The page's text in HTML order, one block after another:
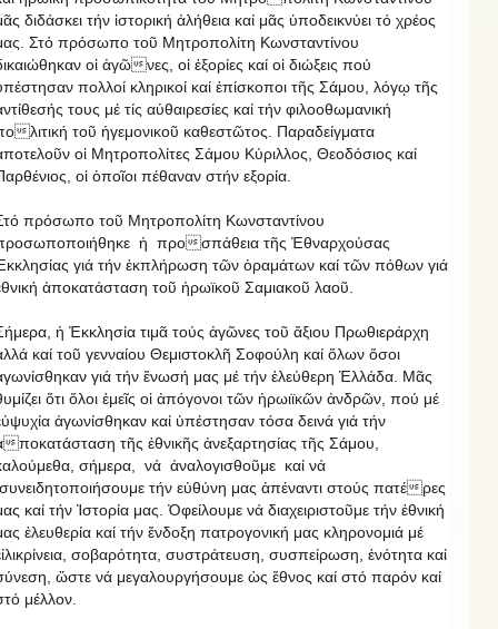
διδάσκει τήν ἱστορική ἀλήθεια καί μᾶς ὑποδεικνύει τό χρέος
Στό πρόσωπο τοῦ Μητροπολίτη Κωνσταντίνου
οἱ ἀγῶνες, οἱ ἐξορίες καί οἱ διώξεις πού
πολλοί κληρικοί καί ἐπίσκοποι τῆς Σάμου, λόγῳ τῆς
τους μέ τίς αὐθαιρεσίες καί τήν φιλοοθωμανική
λιτική τοῦ ἡγεμονικοῦ καθεστῶτος. Παραδείγματα
οἱ Μητροπολίτες Σάμου Κύριλλος, Θεοδόσιος καί
οἱ ὁποῖοι πέθαναν στήν εξορία.
πρόσωπο τοῦ Μητροπολίτη Κωνσταντίνου
ἡ προσπάθεια τῆς Ἐθναρχούσας
γιά τήν ἐκπλήρωση τῶν ὁραμάτων καί τῶν πόθων γιά
ἀποκατάσταση τοῦ ἡρωϊκοῦ Σαμιακοῦ λαοῦ.
ἡ Ἐκκλησία τιμᾶ τούς ἀγῶνες τοῦ ἄξιου Πρωθιεράρχη
καί τοῦ γενναίου Θεμιστοκλῆ Σοφούλη καί ὅλων ὅσοι
γιά τήν ἕνωσή μας μέ τήν ἐλεύθερη Ἑλλάδα. Μᾶς
ὅτι ὅλοι ἐμεῖς οἱ ἀπόγονοι τῶν ἡρωιϊκῶν ἀνδρῶν, πού μέ
ἀγωνίσθηκαν καί ὑπέστησαν τόσα δεινά γιά τήν
ποκατάσταση τῆς ἐθνικῆς ἀνεξαρτησίας τῆς Σάμου,
σήμερα, νά ἀναλογισθοῦμε καί νά
τήν εὐθύνη μας ἀπέναντι στούς πατέρες
καί τήν Ἱστορία μας. Ὀφείλουμε νά διαχειριστοῦμε τήν ἐθνική
ἐλευθερία καί τήν ἔνδοξη πατρογονική μας κληρονομιά μέ
σοβαρότητα, συστράτευση, συσπείρωση, ἑνότητα καί
ὥστε νά μεγαλουργήσουμε ὡς ἔθνος καί στό παρόν καί
μέλλον.